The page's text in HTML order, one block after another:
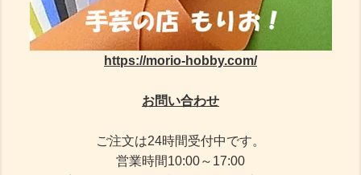
https://morio-hobby.com/
お問い合わせ
ご注文は24時間受付中です。
営業時間10:00～17:00